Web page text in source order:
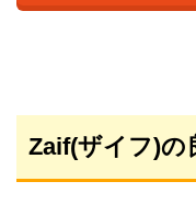
Zaif(ザイフ)の